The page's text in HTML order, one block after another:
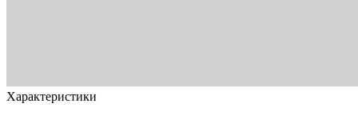
Характеристики